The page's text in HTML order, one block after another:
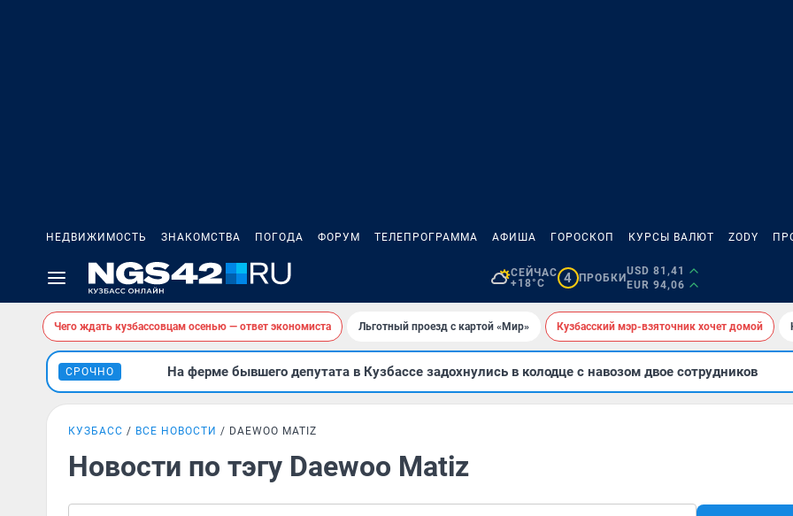
НЕДВИЖИМОСТЬ ЗНАКОМСТВА ПОГОДА ФОРУМ ТЕЛЕПРОГРАММА АФИША ГОРОСКОП КУРСЫ ВАЛЮТ ZODY
СЕЙЧАС
+18°C
4 ПРОБКИ
USD 81,41
EUR 94,06
Чего ждать кузбассовцам осенью — ответ экономиста Льготный проезд с картой «Мир» Кузбасский мэр-взяточник хочет домой
СРОЧНО На ферме бывшего депутата в Кузбассе задохнулись в колодце с навозом двое сотрудников
КУЗБАСС ВСЕ НОВОСТИ DAEWOO MATIZ
Новости по тэгу Daewoo Matiz